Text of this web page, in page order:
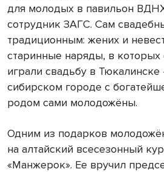
для молодых в павильон
сотрудник ЗАГС. Сам
традиционным: жених и
старинные наряды, в
играли свадьбу в
сибирском городе с
родом сами молодожёны.
Одним из подарков
на алтайский всесезонный
«Манжерок». Ее вручил